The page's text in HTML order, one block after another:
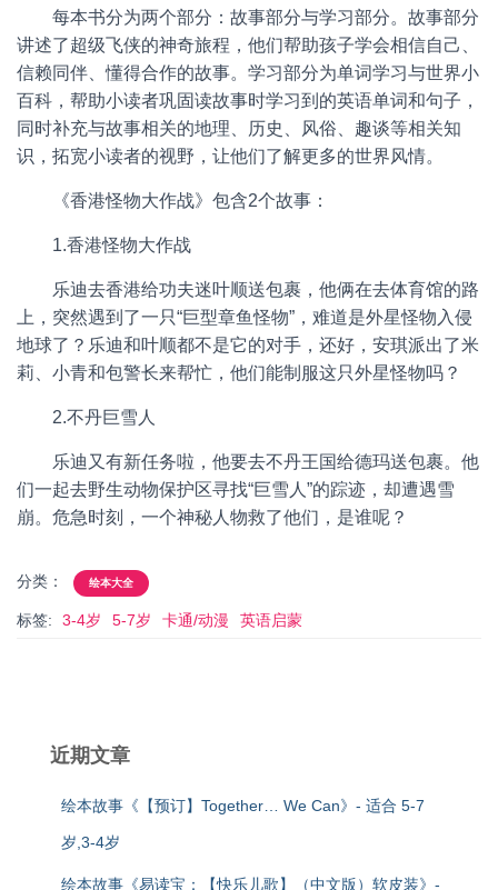
每本书分为两个部分：故事部分与学习部分。故事部分
讲述了超级飞侠的神奇旅程，他们帮助孩子学会相信自己、
信赖同伴、懂得合作的故事。学习部分为单词学习与世界小
百科，帮助小读者巩固读故事时学习到的英语单词和句子，
同时补充与故事相关的地理、历史、风俗、趣谈等相关知
识，拓宽小读者的视野，让他们了解更多的世界风情。
《香港怪物大作战》包含2个故事：
1.香港怪物大作战
乐迪去香港给功夫迷叶顺送包裹，他俩在去体育馆的路
上，突然遇到了一只“巨型章鱼怪物”，难道是外星怪物入侵
地球了？乐迪和叶顺都不是它的对手，还好，安琪派出了米
莉、小青和包警长来帮忙，他们能制服这只外星怪物吗？
2.不丹巨雪人
乐迪又有新任务啦，他要去不丹王国给德玛送包裹。他
们一起去野生动物保护区寻找“巨雪人”的踪迹，却遭遇雪
崩。危急时刻，一个神秘人物救了他们，是谁呢？
分类： 绘本大全
标签: 3-4岁 5-7岁 卡通/动漫 英语启蒙
近期文章
绘本故事《【预订】Together… We Can》- 适合 5-7
岁,3-4岁
绘本故事《易读宝：【快乐儿歌】（中文版）软皮装》-